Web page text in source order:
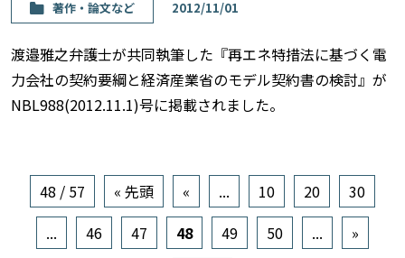
著作・論⽂など 2012/11/01
渡邉雅之弁護士が共同執筆した『再エネ特措法に基づく電
力会社の契約要綱と経済産業省のモデル契約書の検討』が
NBL988(2012.11.1)号に掲載されました。
48 / 57 « 先頭 « ... 10 20
30
...
46 47 48 49 50 ...
»